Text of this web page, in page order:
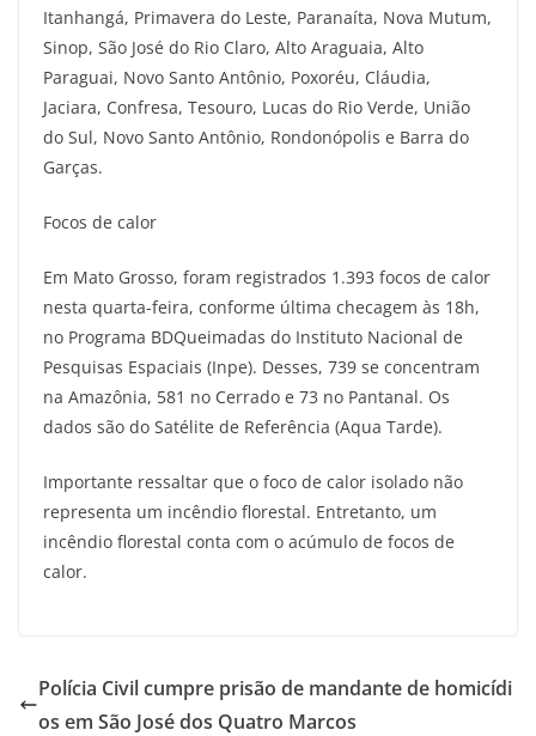
Itanhangá, Primavera do Leste, Paranaíta, Nova Mutum,
Sinop, São José do Rio Claro, Alto Araguaia, Alto
Paraguai, Novo Santo Antônio, Poxoréu, Cláudia,
Jaciara, Confresa, Tesouro, Lucas do Rio Verde, União
do Sul, Novo Santo Antônio, Rondonópolis e Barra do
Garças.
Focos de calor
Em Mato Grosso, foram registrados 1.393 focos de calor
nesta quarta-feira, conforme última checagem às 18h,
no Programa BDQueimadas do Instituto Nacional de
Pesquisas Espaciais (Inpe). Desses, 739 se concentram
na Amazônia, 581 no Cerrado e 73 no Pantanal. Os
dados são do Satélite de Referência (Aqua Tarde).
Importante ressaltar que o foco de calor isolado não
representa um incêndio florestal. Entretanto, um
incêndio florestal conta com o acúmulo de focos de
calor.
Polícia Civil cumpre prisão de mandante de homicídi
os em São José dos Quatro Marcos